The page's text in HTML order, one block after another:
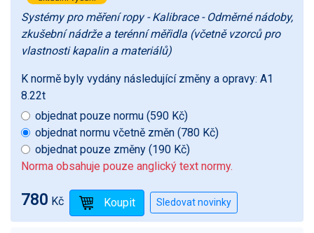
Systémy pro měření ropy - Kalibrace - Odměrné nádoby,
zkušební nádrže a terénní měřidla (včetně vzorců pro
vlastnosti kapalin a materiálů)
K normě byly vydány následující změny a opravy: A1
8.22t
objednat pouze normu (590 Kč)
objednat normu včetně změn (780 Kč)
objednat pouze změny (190 Kč)
Norma obsahuje pouze anglický text normy.
780 Kč